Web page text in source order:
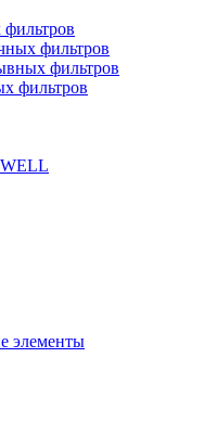
фильтров
фильтров
фильтров
элементы